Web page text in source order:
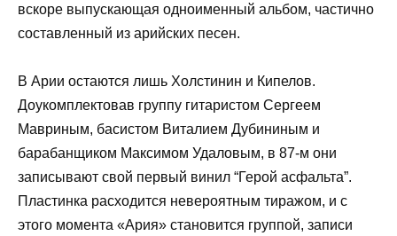
вскоре выпускающая одноименный альбом, частично
составленный из арийских песен.
В Арии остаются лишь Холстинин и Кипелов.
Доукомплектовав группу гитаристом Сергеем
Мавриным, басистом Виталием Дубининым и
барабанщиком Максимом Удаловым, в 87-м они
записывают свой первый винил “Герой асфальта”.
Пластинка расходится невероятным тиражом, и с
этого момента «Ария» становится группой, записи